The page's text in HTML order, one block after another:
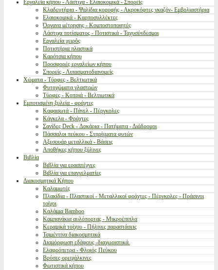
Εργαλεία κήπου - Λάστιχα - Ελαιοκομικά - Σπορείς
Κλαδευτήρια - Ψαλίδια κορυφής - Ακροκόφτες γκαζόν- Εμβολιαστήρια
Ελαιοκομικά - Καρποσυλλέκτες
Όργανα μέτρησης - Κομποστοποιητές
Λάστιχα ποτίσματος - Ποτιστικά - Ταχυσύνδεσμοι
Εργαλεία χειρός
Ποτιστήρια πλαστικά
Καρότσια κήπου
Προσφορές εργαλείων κήπου
Σπορείς - Λιπασματοδιανομείς
Χώματα - Τύρφες - Βελτιωτικά
Φυτοχώματα γλαστρών
Τύρφες - Κοπριά - Βελτιωτικά
Εμποτισμένη ξυλεία - φράχτες
Καφασωτά - Πάνελ - Πέργκολες
Κάγκελα - Φράχτες
Σανίδες Deck - Δοκάρια - Πατήματα - Διάδρομοι
Πάσσαλοι πεύκου - Στηρίγματα φυτών
Αξεσουάρ μεταλλικά - Βάσεις
Αποθήκες κήπου ξύλινες
Βιβλία
Βιβλία για ερασιτέχνες
Βιβλία για επαγγελματίες
Διακοσμητικά Κήπου
Καλαμωτές
Πλακίδια - Πλαστικοί - Μεταλλικοί φράχτες - Πέργκολες - Πράσινοι
τοίχοι
Καλάμια Bamboo
Καμπανάκια αυλόπορτας - Μικροέπιπλα
Κεραμικά τοίχου - Πήλινες παραστάσεις
Τσιμέντινα διακοσμητικά
Διαμόρφωση εδάφους -διαχωριστικά.
Ελαφρόπετρα - Φλοιός Πεύκου
Βρύσες ορειχάλκινες
Φωτιστικά κήπου